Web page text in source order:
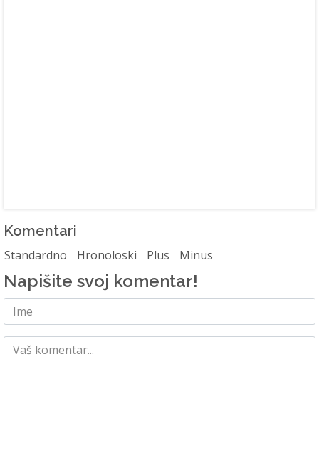
Komentari
Standardno Hronoloski Plus Minus
Napišite svoj komentar!